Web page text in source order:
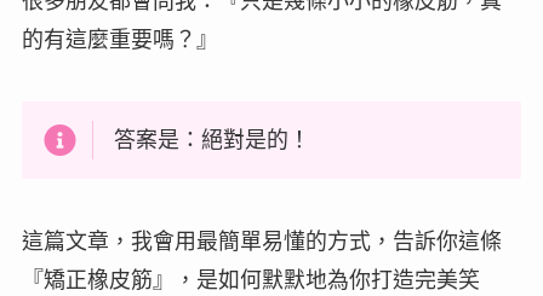
的有這麼重要嗎？』
答案是：絕對是的！
這篇文章，我會用最簡單易懂的方式，告訴你這條
『矯正橡皮筋』，是如何默默地為你打造完美笑